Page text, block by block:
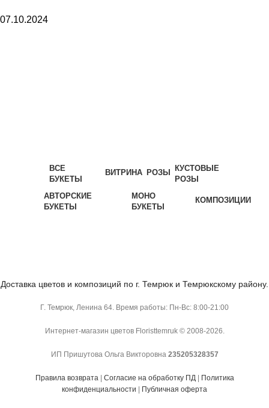
07.10.2024
ВСЕ
БУКЕТЫ
ВИТРИНА РОЗЫ
КУСТОВЫЕ
РОЗЫ
АВТОРСКИЕ
БУКЕТЫ
МОНО
БУКЕТЫ
КОМПОЗИЦИИ
Доставка цветов и композиций по г. Темрюк и Темрюкскому району.
Г. Темрюк, Ленина 64. Время работы: Пн-Вс: 8:00-21:00
Интернет-магазин цветов Floristtemruk © 2008-2026.
ИП Пришутова Ольга Викторовна 235205328357
Правила возврата| Согласие на обработку ПД|
Политика
конфиденциальности
Публичная оферта